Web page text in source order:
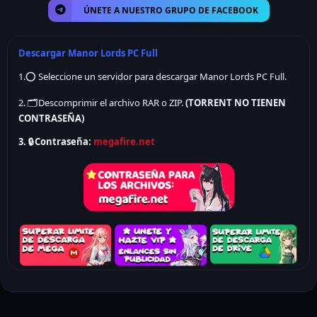
¿Necesitas un poco de ayuda para dominar Manor Lords? Aquí
gloria y la grandeza en este emocionante juego de estrategia.
Conclusion
Descargar Manor Lords PC te abre las puertas a un mundo de
intriga, batallas épicas y construcción de imperios. Con
juego te mantendrá entretenido durante horas. ¡Así que no
esperes más, comienza tu aventura medieval hoy mismo!
Preguntas Frecuentes
1. ¿Cuál es el objetivo principal de Manor Lords?
ÚNETE A NUESTRO GRUPO DE FACEBOOK
Descargar Manor Lords PC Full
1.⭕ Seleccione un servidor para descargar Manor Lords PC Full.
2. 🗂️ Descomprimir el archivo RAR o ZIP.(TORRENT NO TIENEN
CONTRASEÑA)
3. 🔒 Contraseña: megafire.net